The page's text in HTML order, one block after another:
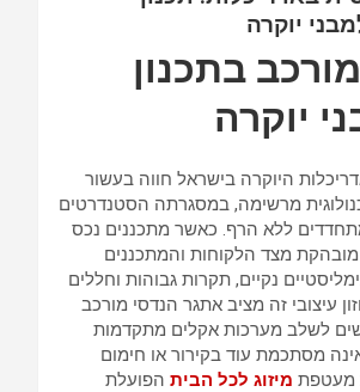
יוקרה
בתכנון
יוקרה
היוקרה בישראל חווה בעשור
מרשימה, במסגרתה הסטנדרטים
ללא הרף. כאשר מתכננים נכס
מובהקת מצד הלקוחות והמתכננים
נקיים, תקרות גבוהות וחללים
עיצובי זה מציב אתגר הנדסי מורכב
לשלב מערכות אקלים מתקדמות
מסתכמת עוד בקירור או חימום
מעטפת מיזוג לכל הבית הפועלת